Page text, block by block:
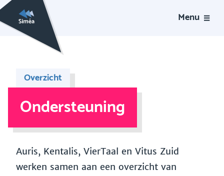
Menu
Overzicht
Ondersteuning
Auris, Kentalis, VierTaal en Vitus Zuid
werken samen aan een overzicht van